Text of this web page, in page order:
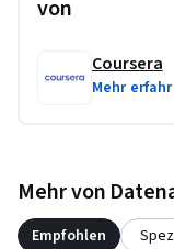
von
Coursera
Mehr
Mehr von
Empfohlen